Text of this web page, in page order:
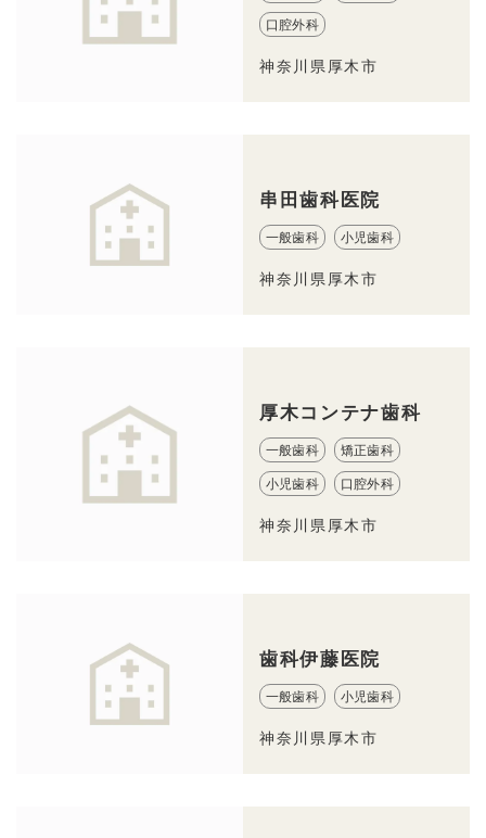
口腔外科
神奈川県厚木市
串田歯科医院
一般歯科 小児歯科
神奈川県厚木市
厚木コンテナ歯科
一般歯科 矯正歯科
小児歯科 口腔外科
神奈川県厚木市
歯科伊藤医院
一般歯科 小児歯科
神奈川県厚木市